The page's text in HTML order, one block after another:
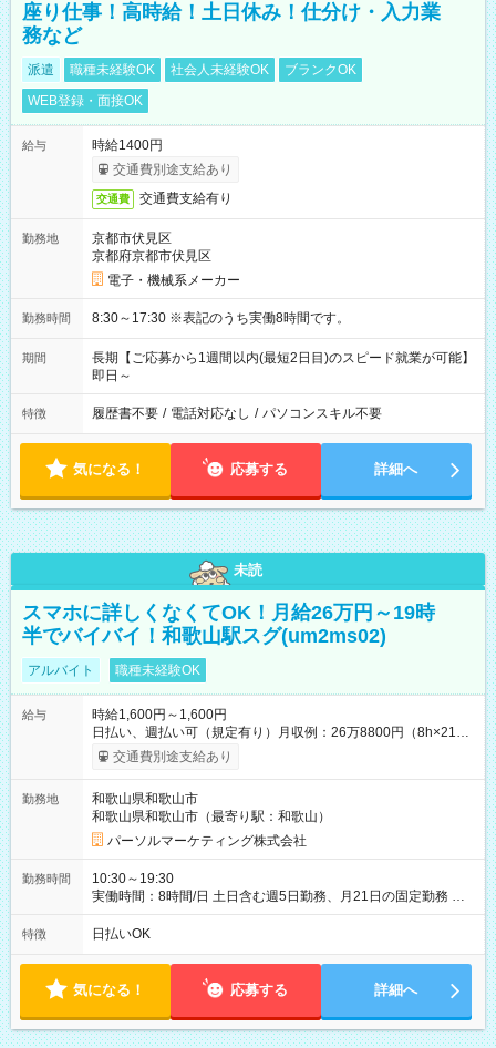
座り仕事！高時給！土日休み！仕分け・入力業
務など
派遣 職種未経験OK 社会人未経験OK
ブランクOK
WEB登録・面接OK
給与
時給1400円
交通費別途支給あり
交通費 交通費支給有り
勤務地
京都市伏見区
京都府京都市伏見区
電子・機械系メーカー
勤務時間 8:30～17:30 ※表記のうち実働8時間です。
期間
長期【ご応募から1週間以内(最短2日目)のスピード就業が可能】
即日～
特徴 履歴書不要 / 電話対応なし / パソコンスキル不要
気になる！ 応募する 詳細へ
未読
スマホに詳しくなくてOK！月給26万円～19時
半でバイバイ！和歌山駅スグ(um2ms02)
アルバイト 職種未経験OK
給与
時給1,600円～1,600円
日払い、週払い可（規定有り）月収例：26万8800円（8h×21
日） 【試用期間】試用期間なし
交通費別途支給あり
勤務地
和歌山県和歌山市
和歌山県和歌山市（最寄り駅：和歌山）
パーソルマーケティング株式会社
勤務時間
10:30～19:30
実働時間：8時間/日 土日含む週5日勤務、月21日の固定勤務 ※
実働8h/休憩1h勤務、残業ほぼ無し（5h/月）
特徴 日払いOK
気になる！ 応募する 詳細へ